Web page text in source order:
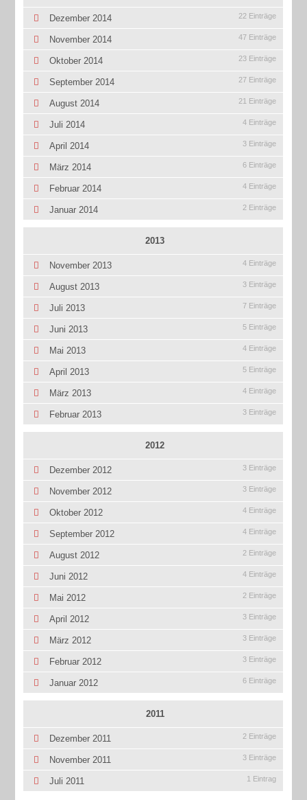
Dezember 2014 22 Einträge
November 2014 47 Einträge
Oktober 2014 23 Einträge
September 2014 27 Einträge
August 2014 21 Einträge
Juli 2014 4 Einträge
April 2014 3 Einträge
März 2014 6 Einträge
Februar 2014 4 Einträge
Januar 2014 2 Einträge
2013
November 2013 4 Einträge
August 2013 3 Einträge
Juli 2013 7 Einträge
Juni 2013 5 Einträge
Mai 2013 4 Einträge
April 2013 5 Einträge
März 2013 4 Einträge
Februar 2013 3 Einträge
2012
Dezember 2012 3 Einträge
November 2012 3 Einträge
Oktober 2012 4 Einträge
September 2012 4 Einträge
August 2012 2 Einträge
Juni 2012 4 Einträge
Mai 2012 2 Einträge
April 2012 3 Einträge
März 2012 3 Einträge
Februar 2012 3 Einträge
Januar 2012 6 Einträge
2011
Dezember 2011 2 Einträge
November 2011 3 Einträge
Juli 2011 1 Eintrag